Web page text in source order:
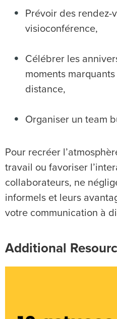
Prévoir des rendez-
visioconférence,
Célébrer les
moments
distance,
Organiser un team
Pour recréer
travail ou favoriser
collaborateurs, ne
informels et leurs
votre communication à
Additional